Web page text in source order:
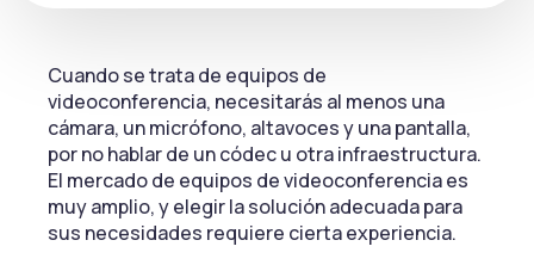
Cuando se trata de equipos de
videoconferencia, necesitarás al menos una
cámara, un micrófono, altavoces y una pantalla,
por no hablar de un códec u otra infraestructura.
El mercado de equipos de videoconferencia es
muy amplio, y elegir la solución adecuada para
sus necesidades requiere cierta experiencia.